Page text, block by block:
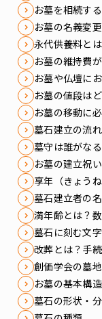
お墓を相続す
お墓の名義変
永代供養料と
お墓の維持費
お墓や仏壇に
お墓の値段は
お墓の移動に
墓石建立の流
墓守は誰がな
お墓の建立祝
享年（きょう
墓石建立者の
満年齢とは？
墓石に刻む文
改葬とは？手
創価学会の墓
お墓の基本構造
墓石の形状・